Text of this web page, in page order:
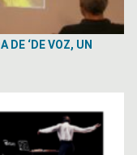
DE ‘DE VOZ, UN